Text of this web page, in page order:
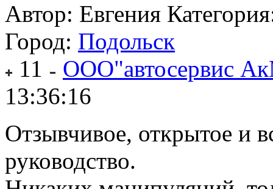
Автор: Евгения
Город: Подольск
11
ООО"автосервис
13:36:16
Отзывчивое, открытое и
руководство.